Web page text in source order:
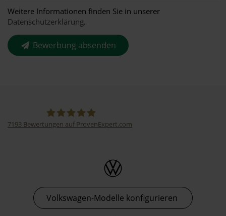
Weitere Informationen finden Sie in unserer
Datenschutzerklärung.
Bewerbung absenden
7193 Bewertungen auf ProvenExpert.com
Volkswagen-Modelle konfigurieren